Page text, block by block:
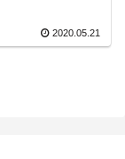
2020.05.21